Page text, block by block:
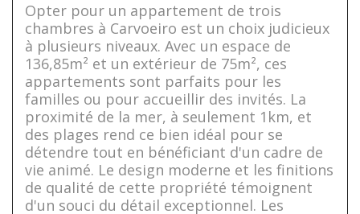
Opter pour un appartement de trois
chambres à Carvoeiro est un choix judicieux
à plusieurs niveaux. Avec un espace de
136,85m² et un extérieur de 75m², ces
appartements sont parfaits pour les
familles ou pour accueillir des invités. La
proximité de la mer, à seulement 1km, et
des plages rend ce bien idéal pour se
détendre tout en bénéficiant d'un cadre de
vie animé. Le design moderne et les finitions
de qualité de cette propriété témoignent
d'un souci du détail exceptionnel. Les